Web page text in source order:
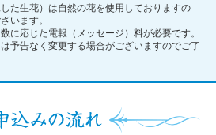
た生花）は自然の花を使用しておりますの
います。
に応じた電報（メッセージ）料が必要です。
予告なく変更する場合がございますのでご了